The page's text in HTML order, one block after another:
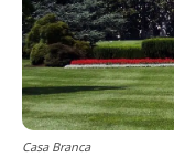
Casa Branca